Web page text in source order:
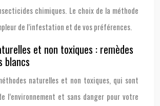
chimiques. Le choix de la méthode
de l’infestation et de vos préférences.
et non toxiques : remèdes
blancs
naturelles et non toxiques, qui sont
l’environnement et sans danger pour votre